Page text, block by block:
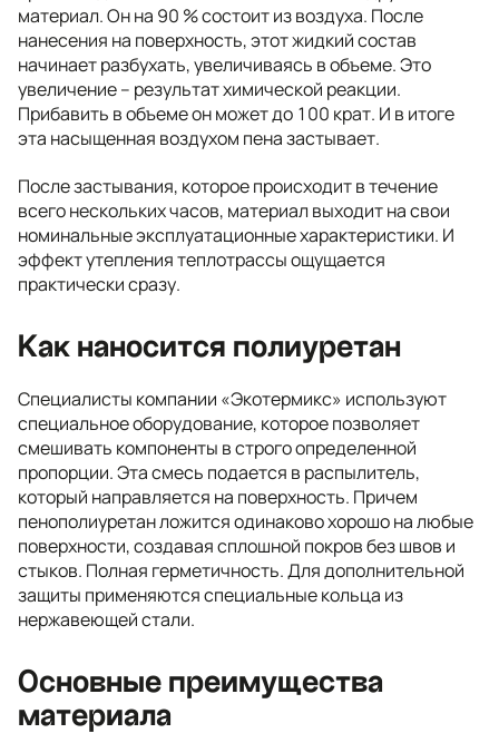
материал. Он на 90 % состоит из воздуха. После
нанесения на поверхность, этот жидкий состав
начинает разбухать, увеличиваясь в объеме. Это
увеличение – результат химической реакции.
Прибавить в объеме он может до 100 крат. И в итоге
эта насыщенная воздухом пена застывает.
После застывания, которое происходит в течение
всего нескольких часов, материал выходит на свои
номинальные эксплуатационные характеристики. И
эффект утепления теплотрассы ощущается
практически сразу.
Как наносится полиуретан
Специалисты компании «Экотермикс» используют
специальное оборудование, которое позволяет
смешивать компоненты в строго определенной
пропорции. Эта смесь подается в распылитель,
который направляется на поверхность. Причем
пенополиуретан ложится одинаково хорошо на любые
поверхности, создавая сплошной покров без швов и
стыков. Полная герметичность. Для дополнительной
защиты применяются специальные кольца из
нержавеющей стали.
Основные преимущества
материала